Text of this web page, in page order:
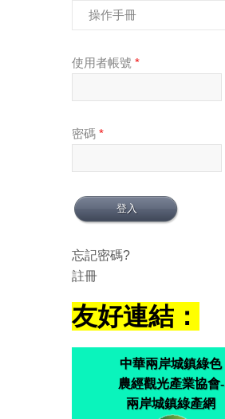
操作手冊
使用者帳號*
密碼*
忘記密碼?
註冊
友好連結：
中華兩岸城鎮綠色
農經觀光產業協會-
兩岸城鎮綠產網